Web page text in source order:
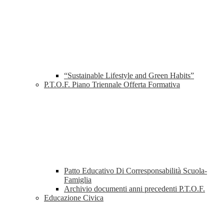
“Sustainable Lifestyle and Green Habits”
P.T.O.F. Piano Triennale Offerta Formativa
Patto Educativo Di Corresponsabilità Scuola-
Famiglia
Archivio documenti anni precedenti P.T.O.F.
Educazione Civica